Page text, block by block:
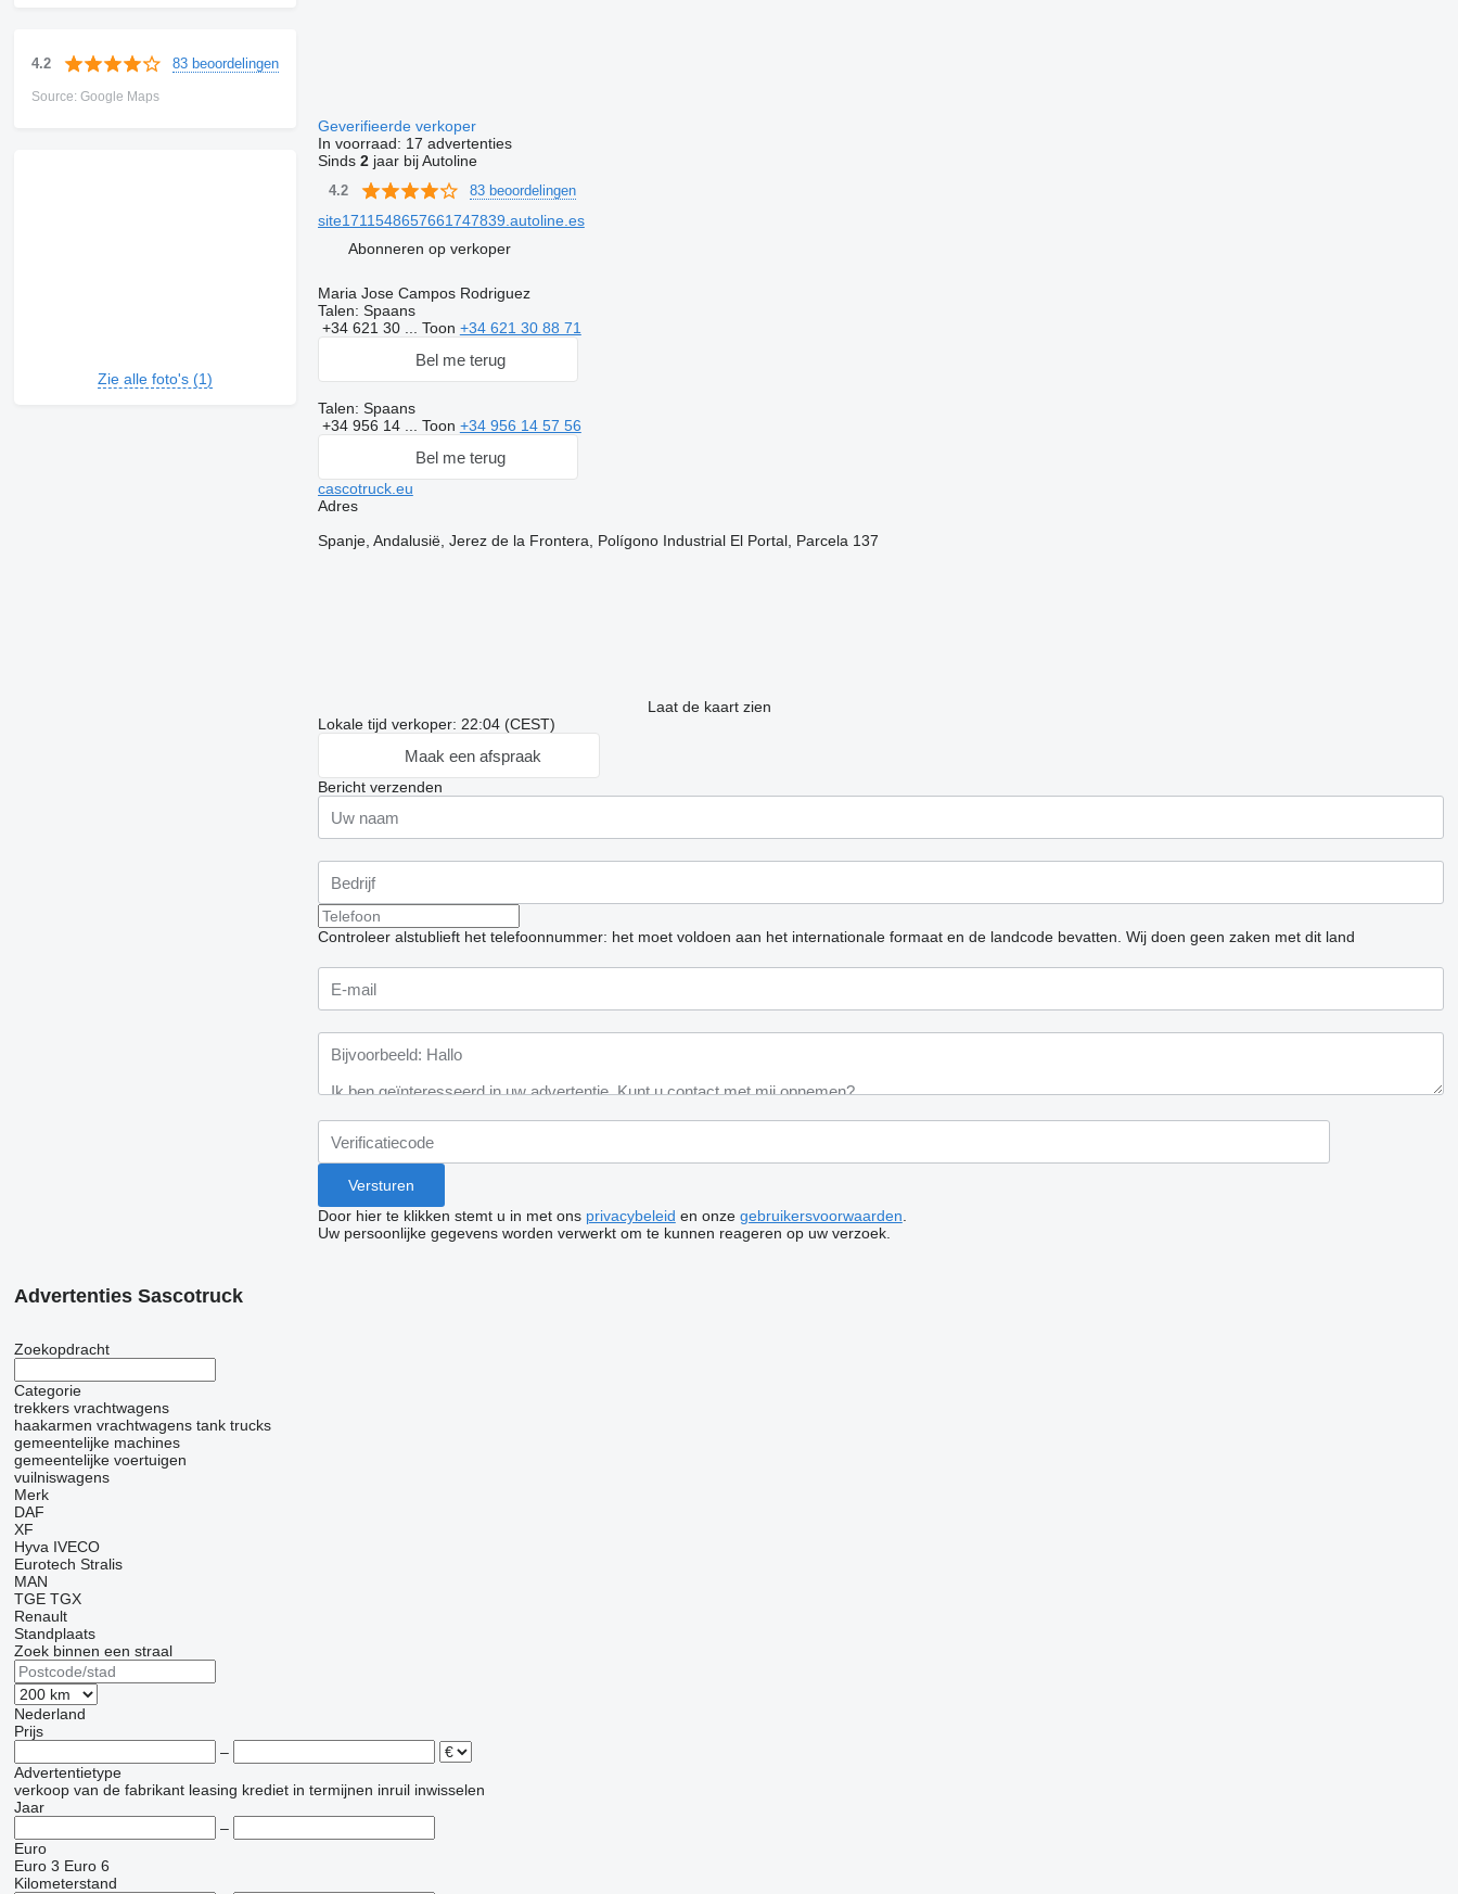
4.2 83 beoordelingen
Source: Google Maps
Zie alle foto's (1)
Geverifieerde verkoper
In voorraad: 17 advertenties
Sinds 2jaar bij Autoline
4.2 83 beoordelingen
site1711548657661747839.autoline.es
Abonneren op verkoper
Maria Jose Campos Rodriguez
Talen: Spaans
+34 621 30 ... Toon +34 621 30 88 71
Bel me terug
Talen: Spaans
+34 956 14 ... Toon +34 956 14 57 56
Bel me terug
cascotruck.eu
Adres
Spanje, Andalusië, Jerez de la Frontera, Polígono Industrial El Portal, Parcela 137
Laat de kaart zien
Lokale tijd verkoper: 22:04 (CEST)
Maak een afspraak
Bericht verzenden
Controleer alstublieft het telefoonnummer: het moet voldoen aan het internationale formaat en de landcode bevatten. Wij doen geen zaken met dit land
Door hier te klikken stemt u in met ons privacybeleid en onze gebruikersvoorwaarden
Uw persoonlijke gegevens worden verwerkt om te kunnen reageren op uw verzoek.
Advertenties Sascotruck
Zoekopdracht
Categorie
trekkers vrachtwagens
haakarmen vrachtwagens tank trucks
gemeentelijke machines
gemeentelijke voertuigen
vuilniswagens
Merk
DAF
XF
Hyva IVECO
Eurotech Stralis
MAN
TGE TGX
Renault
Standplaats
Zoek binnen een straal
Nederland
Prijs
–
Advertentietype
verkoop van de fabrikant leasing krediet in termijnen inruil inwisselen
Jaar
–
Euro
Euro 3 Euro 6
Kilometerstand